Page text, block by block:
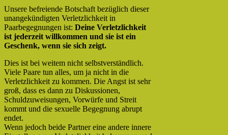
Unsere befreiende Botschaft bezüglich dieser
unangekündigten Verletzlichkeit in
Paarbegegnungen ist: Deine Verletzlichkeit
ist jederzeit willkommen und sie ist ein
Geschenk, wenn sie sich zeigt.
Dies ist bei weitem nicht selbstverständlich.
Viele Paare tun alles, um ja nicht in die
Verletzlichkeit zu kommen. Die Angst ist sehr
groß, dass es dann zu Diskussionen,
Schuldzuweisungen, Vorwürfe und Streit
kommt und die sexuelle Begegnung abrupt
endet.
Wenn jedoch beide Partner eine andere innere